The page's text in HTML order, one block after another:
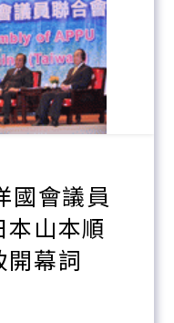
國會議員
山本順
開幕詞